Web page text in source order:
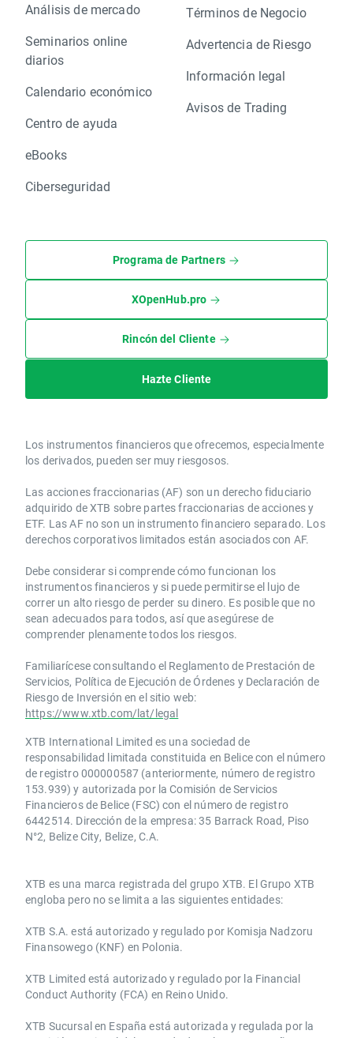
Análisis de mercado
Seminarios online
diarios
Calendario económico
Centro de ayuda
eBooks
Ciberseguridad
Términos de Negocio
Advertencia de Riesgo
Información legal
Avisos de Trading
Programa de Partners
XOpenHub.pro
Rincón del Cliente
Hazte Cliente
Los instrumentos financieros que ofrecemos, especialmente
los derivados, pueden ser muy riesgosos.
Las acciones fraccionarias (AF) son un derecho fiduciario
adquirido de XTB sobre partes fraccionarias de acciones y
ETF. Las AF no son un instrumento financiero separado. Los
derechos corporativos limitados están asociados con AF.
Debe considerar si comprende cómo funcionan los
instrumentos financieros y si puede permitirse el lujo de
correr un alto riesgo de perder su dinero. Es posible que no
sean adecuados para todos, así que asegúrese de
comprender plenamente todos los riesgos.
Familiarícese consultando el Reglamento de Prestación de
Servicios, Política de Ejecución de Órdenes y Declaración de
Riesgo de Inversión en el sitio web:
https://www.xtb.com/lat/legal
XTB International Limited es una sociedad de
responsabilidad limitada constituida en Belice con el número
de registro 000000587 (anteriormente, número de registro
153.939) y autorizada por la Comisión de Servicios
Financieros de Belice (FSC) con el número de registro
6442514. Dirección de la empresa: 35 Barrack Road, Piso
N°2, Belize City, Belize, C.A.
​​XTB es una marca registrada del grupo XTB. El Grupo XTB
engloba pero no se limita a las siguientes entidades:
XTB S.A.​ está autorizado y regulado por Komisja Nadzoru
Finansowego (KNF) ​en Polonia.
XTB Limited ​está autorizado y regulado por la ​Financial
Conduct Authority ​(FCA) en ​​Reino Unido.
XTB Sucursal en España está autorizada y regulada por la